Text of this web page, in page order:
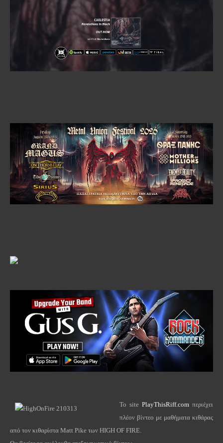
Το site PlayThisRiff.com περιέχει
πλέον βίντεο με μαθήματα κιθάρας
από τον κιθαρίστα Matt Pike των HIGH OF FIRE